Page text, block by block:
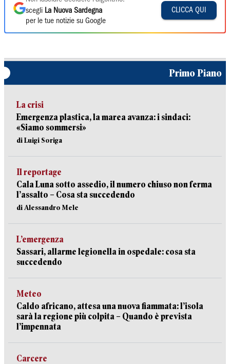
scegli La Nuova Sardegna
per le tue notizie su Google
CLICCA QUI
Primo Piano
La crisi
Emergenza plastica, la marea avanza: i sindaci:
«Siamo sommersi»
di Luigi Soriga
Il reportage
Cala Luna sotto assedio, il numero chiuso non ferma
l’assalto – Cosa sta succedendo
di Alessandro Mele
L’emergenza
Sassari, allarme legionella in ospedale: cosa sta
succedendo
Meteo
Caldo africano, attesa una nuova fiammata: l’isola
sarà la regione più colpita – Quando è prevista
l’impennata
Carcere